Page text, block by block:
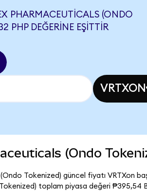
PHARMACEUTICALS (ONDO
PHP DEĞERINE EŞITTIR
VRTXON
(Ondo
Tokenized) güncel fiyatı VRTXon
toplam piyasa değeri ₱395,54